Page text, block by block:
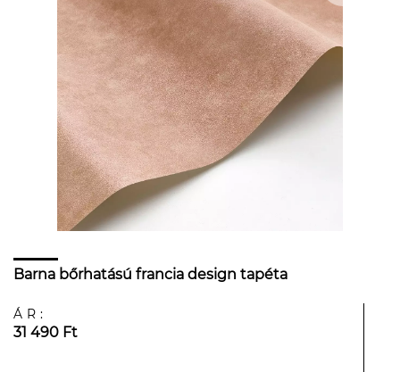
Barna bőrhatású francia design tapéta
ÁR:
31 490 Ft